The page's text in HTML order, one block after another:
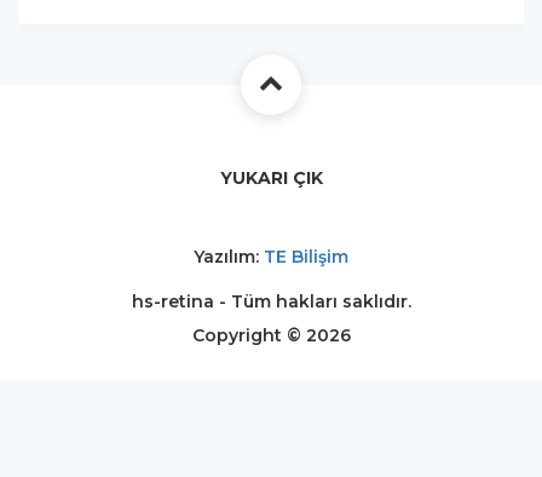
YUKARI ÇIK
Yazılım: TE Bilişim
hs-retina - Tüm hakları saklıdır.
Copyright © 2026